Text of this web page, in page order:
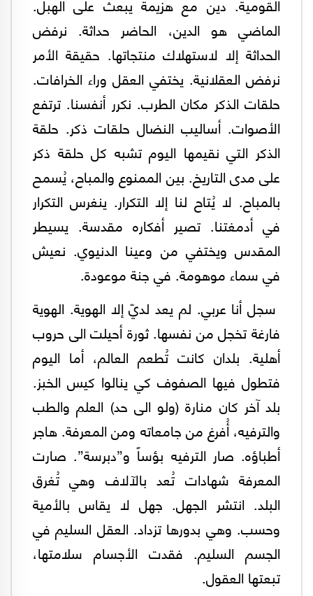
الماضي هو الدين، الحاضر حداثة. نرفض
الحداثة إلا لاستهلاك منتجاتها. حقيقة الأمر
نرفض العقلانية. يختفي العقل وراء الخرافات.
حلقات الذكر مكان الطرب. نكرر أنفسنا. ترتفع
الأصوات. أساليب النضال حلقات ذكر. حلقة
الذكر التي نقيمها اليوم تشبه كل حلقة ذكر
على مدى التاريخ. بين الممنوع والمباح، يُسمح
بالمباح. لا يُتاح لنا إلا التكرار. ينغرس التكرار
في أدمغتنا. تصير أفكاره مقدسة. يسيطر
المقدس ويختفي من وعينا الدنيوي. نعيش
في سماء موهومة. في جنة موعودة.
سجل أنا عربي. لم يعد لديّ إلا الهوية. الهوية
فارغة تخجل من نفسها. ثورة أحيلت الى حروب
أهلية. بلدان كانت تُطعم العالم، أما اليوم
فتطول فيها الصفوف كي ينالوا كيس الخبز.
بلد آخر كان منارة (ولو الى حد) العلم والطب
والترفيه، أُفرغ من جامعاته ومن المعرفة. هاجر
أطباؤه. صار الترفيه بؤساً و”دبرسة”. صارت
المعرفة شهادات تُعد بالآلاف وهي تُغرق
البلد. انتشر الجهل. جهل لا يقاس بالأمية
وحسب. وهي بدورها تزداد. العقل السليم في
الجسم السليم. فقدت الأجسام سلامتها،
تبعتها العقول.